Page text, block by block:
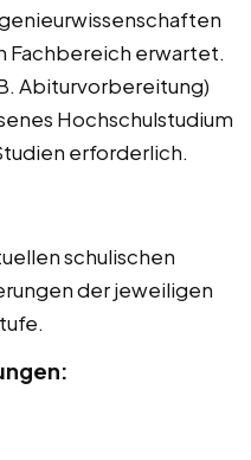
Fachbereich erwartet.
Abiturvorbereitung)
Hochschulstudium
erforderlich.
schulischen
der jeweiligen